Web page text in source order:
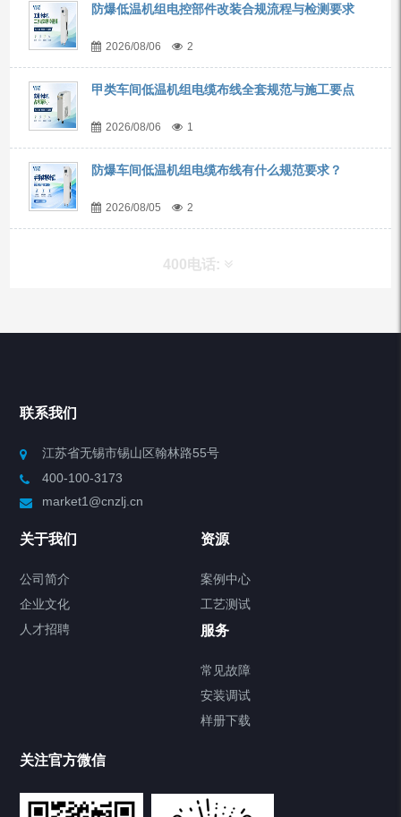
防爆低温机组电控部件改装合规流程与检测要求
2026/08/06 2
甲类车间低温机组电缆布线全套规范与施工要点
2026/08/06 1
防爆车间低温机组电缆布线有什么规范要求？
2026/08/05 2
400电话:
产品分类
制冷加热动态控温系统
Chiller气体控温系统
Chamber试验箱
TCU温度控制单元
联系我们
江苏省无锡市锡山区翰林路55号
400-100-3173
market1@cnzlj.cn
关于我们
公司简介
企业文化
人才招聘
资源
案例中心
工艺测试
服务
常见故障
安装调试
样册下载
关注官方微信